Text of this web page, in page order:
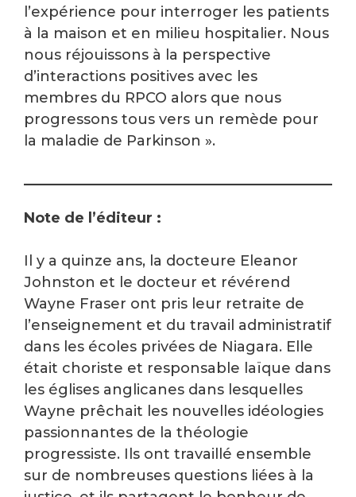
l’expérience pour interroger les patients
à la maison et en milieu hospitalier. Nous
nous réjouissons à la perspective
d’interactions positives avec les
membres du RPCO alors que nous
progressons tous vers un remède pour
la maladie de Parkinson ».
Note de l’éditeur :
Il y a quinze ans, la docteure Eleanor
Johnston et le docteur et révérend
Wayne Fraser ont pris leur retraite de
l’enseignement et du travail administratif
dans les écoles privées de Niagara. Elle
était choriste et responsable laïque dans
les églises anglicanes dans lesquelles
Wayne prêchait les nouvelles idéologies
passionnantes de la théologie
progressiste. Ils ont travaillé ensemble
sur de nombreuses questions liées à la